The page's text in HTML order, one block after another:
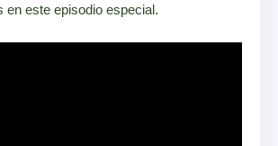
en este episodio especial.